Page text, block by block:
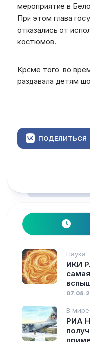
мероприятие в
При этом глава
отказались от
костюмов.
Кроме того, во
раздавала детям
ПОДЕЛИТЬСЯ
Наука
ИКИ
В мире
РИА